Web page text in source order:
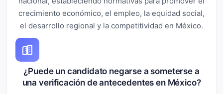
crecimiento económico, el empleo, la equidad social,
el desarrollo regional y la competitividad en México.
¿Puede un candidato negarse a someterse a
una verificación de antecedentes en México?